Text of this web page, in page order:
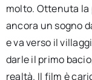
molto. Ottenuta la
ancora un sogno
e va verso il
darle il primo
realtà. Il film è